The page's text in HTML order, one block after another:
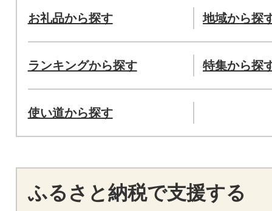
お礼品から探す 地域から探
ランキングから探す 特集から探
使い道から探す
ふるさと納税で支援する